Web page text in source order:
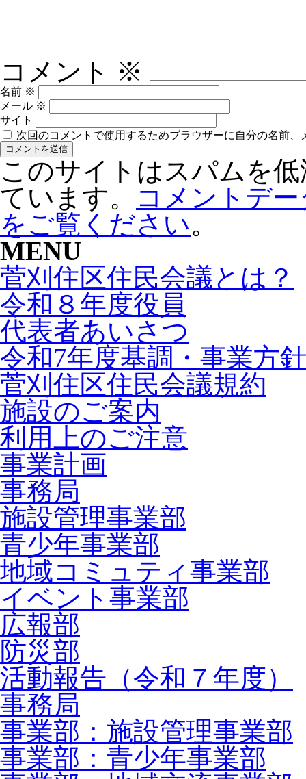
コメント ※
名前 ※
メール ※
サイト
次回のコメントで使用するためブラウザーに自分の名前
このサイトはスパムを
ています。
コメントデ
をご覧ください。
MENU
菅刈住区住民会議とは？
令和８年度役員
代表者あいさつ
令和7年度基調・事業方針
菅刈住区住民会議規約
施設のご案内
利用上のご注意
事業計画
事務局
施設管理事業部
青少年事業部
地域コミュティ事業部
イベント事業部
広報部
防災部
活動報告（令和７年度）
事務局
事業部：施設管理事業部
事業部：青少年事業部